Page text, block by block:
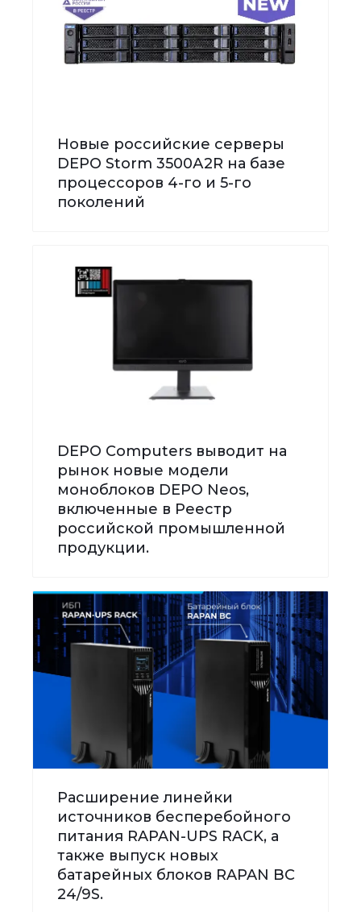
Новые российские серверы
DEPO Storm 3500А2R на базе
процессоров 4-го и 5-го
поколений
DEPO Computers выводит на
рынок новые модели
моноблоков DEPO Neos,
включенные в Реестр
российской промышленной
продукции.
Расширение линейки
источников бесперебойного
питания RAPAN-UPS RACK, а
также выпуск новых
батарейных блоков RAPAN BC
24/9S.